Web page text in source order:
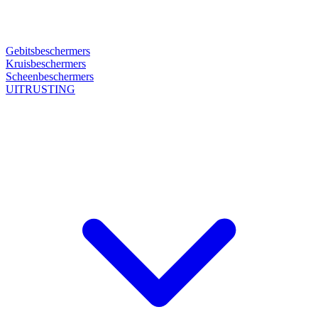
Gebitsbeschermers
Kruisbeschermers
Scheenbeschermers
UITRUSTING